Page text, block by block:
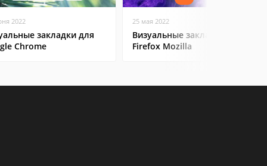
2022
закладки для
Chrome
25 мая 2022
Визуальные закладки в
Firefox Mozilla